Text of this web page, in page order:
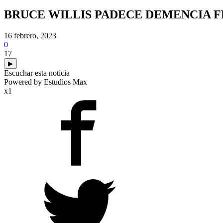
BRUCE WILLIS PADECE DEMENCIA
16 febrero, 2023
0
17
▶
Escuchar esta noticia
Powered by Estudios Max
x1